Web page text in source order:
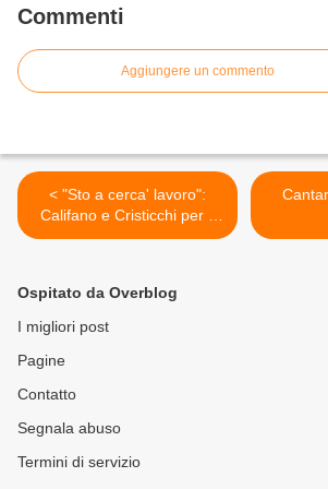
Commenti
Aggiungere un commento
< "Sto a cerca' lavoro":
Califano e Cristicchi per il
carcere di Nisida
Ospitato da Overblog
I migliori post
Pagine
Contatto
Segnala abuso
Termini di servizio